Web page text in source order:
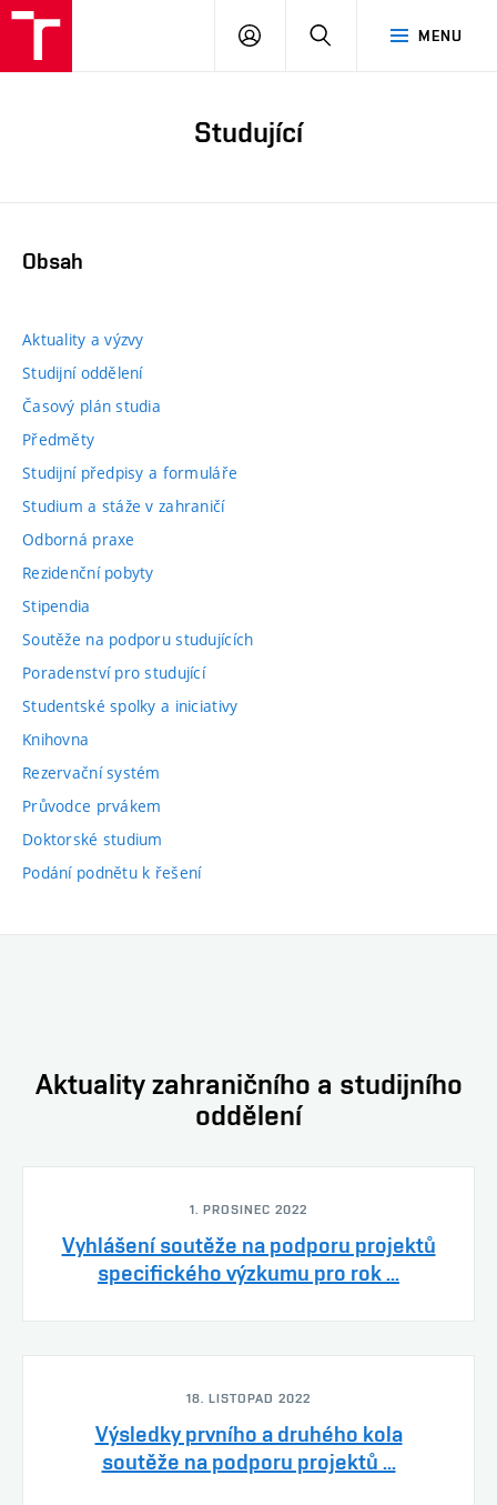
MENU
PŘIHLÁSIT
Studující
Obsah
Aktuality a výzvy
Studijní oddělení
Časový plán studia
Předměty
Studijní předpisy a formuláře
Studium a stáže v zahraničí
Odborná praxe
Rezidenční pobyty
Stipendia
Soutěže na podporu studujících
Poradenství pro studující
Studentské spolky a iniciativy
Knihovna
Rezervační systém
Průvodce prvákem
Doktorské studium
Podání podnětu k řešení
Aktuality zahraničního a studijního
oddělení
1. PROSINEC 2022
Vyhlášení soutěže na podporu projektů
specifického výzkumu pro rok ...
18. LISTOPAD 2022
Výsledky prvního a druhého kola
soutěže na podporu projektů ...